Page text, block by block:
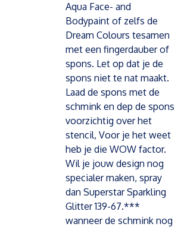
Aqua Face- and
Bodypaint of zelfs de
Dream Colours tesamen
met een fingerdauber of
spons. Let op dat je de
spons niet te nat maakt.
Laad de spons met de
schmink en dep de spons
voorzichtig over het
stencil, Voor je het weet
heb je die WOW factor.
Wil je jouw design nog
specialer maken, spray
dan Superstar Sparkling
Glitter 139-67.***
wanneer de schmink nog